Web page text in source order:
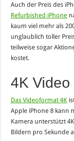
Auch der Preis des
Refurbished iPhone
kaum viel mehr als
unglaublich toller
teilweise sogar
kostet.
4K Video
Das Videoformat 4K
Apple iPhone 8 kann
Kamera unterstützt
Bildern pro Sekunde